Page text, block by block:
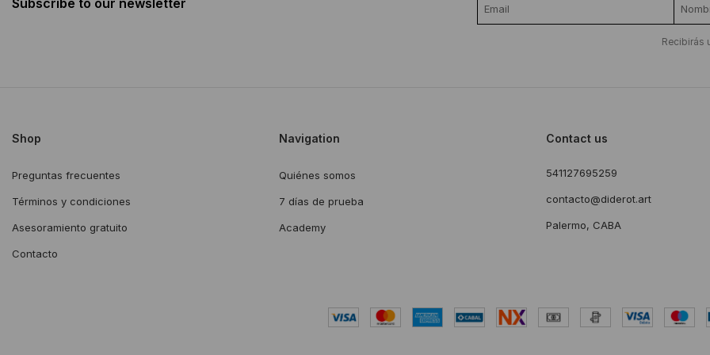
Recibirás
Shop
Preguntas frecuentes
Términos y condiciones
Asesoramiento gratuito
Contacto
Navigation
Quiénes somos
7 días de prueba
Academy
Contact us
541127695259
contacto@diderot.art
Palermo, CABA